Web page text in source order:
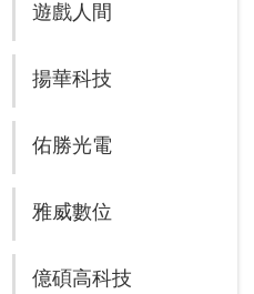
遊戲人間
揚華科技
佑勝光電
雅威數位
億碩高科技